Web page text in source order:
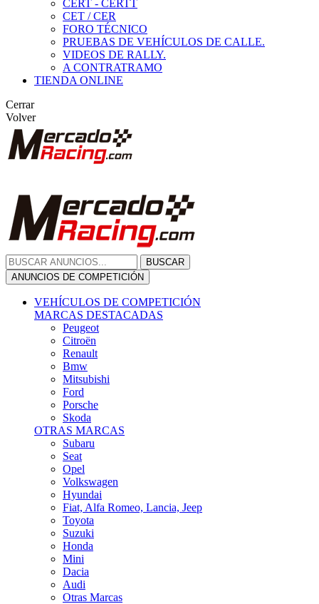
CERT - CERTT
CET / CER
FORO TÉCNICO
PRUEBAS DE VEHÍCULOS DE CALLE.
VIDEOS DE RALLY.
A CONTRATRAMO
TIENDA ONLINE
Cerrar
Volver
BUSCAR
ANUNCIOS DE COMPETICIÓN
VEHÍCULOS DE COMPETICIÓN
MARCAS DESTACADAS
Peugeot
Citroën
Renault
Bmw
Mitsubishi
Ford
Porsche
Skoda
OTRAS MARCAS
Subaru
Seat
Opel
Volkswagen
Hyundai
Fiat, Alfa Romeo, Lancia, Jeep
Toyota
Suzuki
Honda
Mini
Dacia
Audi
Otras Marcas
ANUNCIOS DE COMPRA